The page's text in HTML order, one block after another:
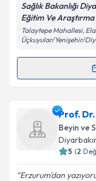
Kişisel
Metni'ni
Sağlık Bakanlığı
Eğitim Ve
Talaytepe Mahallesi,
Üçkuyular/Yenişehir/
Randevu
Uzm. Dr.
oluşturun. Size
takvim
Prof.
Beyin ve
Diyarbakır
5 (2
Erzurum'dan